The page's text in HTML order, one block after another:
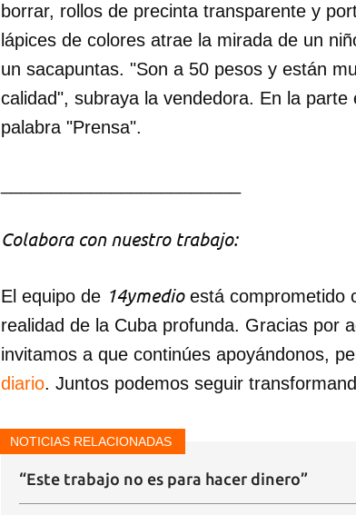
borrar, rollos de precinta transparente y
lápices de colores atrae la mirada de un
un sacapuntas. "Son a 50 pesos y están
calidad", subraya la vendedora. En la
palabra "Prensa".
Colabora con nuestro trabajo:
El equipo de 14ymedioestá comprometido
realidad de la Cuba profunda. Gracias por
invitamos a que continúes apoyándonos,
diario. Juntos podemos seguir
NOTICIAS RELACIONADAS
“Este trabajo no es para hacer dinero”